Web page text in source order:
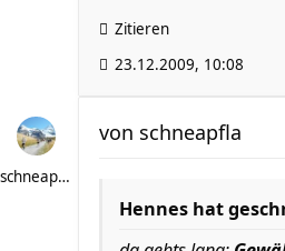
Zitieren
23.12.2009, 10:08
schneapfla
von schneapfla
Hennes hat